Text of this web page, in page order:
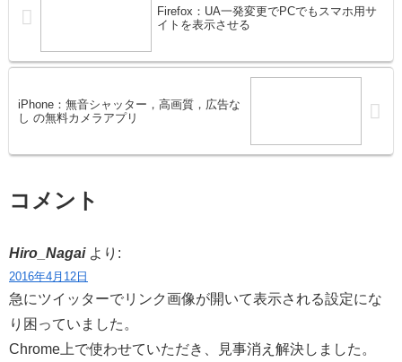
Firefox：UA一発変更でPCでもスマホ用サ
イトを表示させる
iPhone：無音シャッター，高画質，広告な
し の無料カメラアプリ
コメント
Hiro_Nagai より:
2016年4月12日
急にツイッターでリンク画像が開いて表示される設定にな
り困っていました。
Chrome上で使わせていただき、見事消え解決しました。